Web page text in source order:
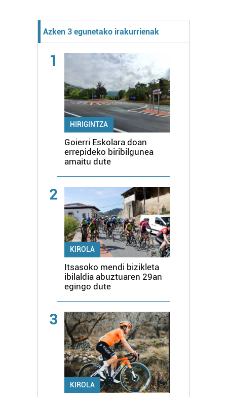
Azken 3 egunetako irakurrienak
1
HIRIGINTZA
Goierri Eskolara doan
errepideko biribilgunea
amaitu dute
2
KIROLA
Itsasoko mendi bizikleta
ibilaldia abuztuaren 29an
egingo dute
3
KIROLA